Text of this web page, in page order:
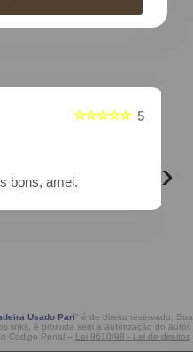
5
☆☆☆☆☆
bons, amei. ›
Usado Pari" é de direito reservado. Sua
links, é proibida sem a autorização do autor.
Código Penal – Lei 9610/98 - Lei de direitos